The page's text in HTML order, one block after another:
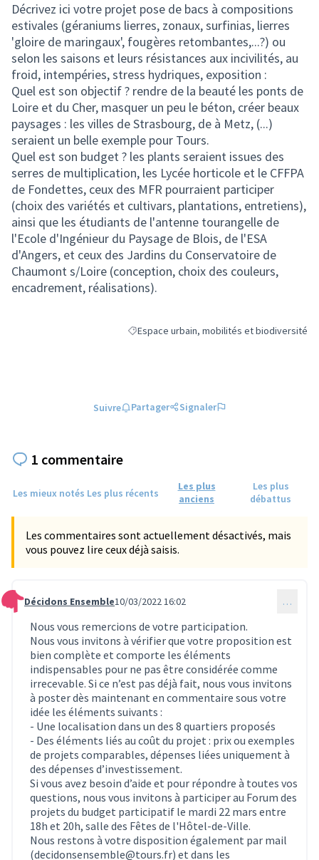
Décrivez ici votre projet pose de bacs à compositions
estivales (géraniums lierres, zonaux, surfinias, lierres
'gloire de maringaux', fougères retombantes,...?) ou
selon les saisons et leurs résistances aux incivilités, au
froid, intempéries, stress hydriques, exposition :
Quel est son objectif ? rendre de la beauté les ponts de
Loire et du Cher, masquer un peu le béton, créer beaux
paysages : les villes de Strasbourg, de à Metz, (...)
seraient un belle exemple pour Tours.
Quel est son budget ? les plants seraient issues des
serres de multiplication, les Lycée horticole et le CFFPA
de Fondettes, ceux des MFR pourraient participer
(choix des variétés et cultivars, plantations, entretiens),
ainsi que les étudiants de l'antenne tourangelle de
l'Ecole d'Ingénieur du Paysage de Blois, de l'ESA
d'Angers, et ceux des Jardins du Conservatoire de
Chaumont s/Loire (conception, choix des couleurs,
encadrement, réalisations).
Filtrer les résultats de la catégorie :
Espace urbain, mobilités et biodiversité
Suivre Partager Signaler
1 commentaire
Les mieux notés Les plus récents
Les plus
anciens
Les plus
débattus
Les commentaires sont actuellement désactivés, mais
vous pouvez lire ceux déjà saisis.
Commentaire 159
Décidons Ensemble10/03/2022 16:02 …
Nous vous remercions de votre participation.
Nous vous invitons à vérifier que votre proposition est
bien complète et comporte les éléments
indispensables pour ne pas être considérée comme
irrecevable. Si ce n’est pas déjà fait, nous vous invitons
à poster dès maintenant en commentaire sous votre
idée les éléments suivants :
- Une localisation dans un des 8 quartiers proposés
- Des éléments liés au coût du projet : prix ou exemples
de projets comparables, dépenses liées uniquement à
des dépenses d’investissement.
Si vous avez besoin d’aide et pour répondre à toutes vos
questions, nous vous invitons à participer au Forum des
projets du budget participatif le mardi 22 mars entre
18h et 20h, salle des Fêtes de l'Hôtel-de-Ville.
Nous restons à votre disposition également par mail
(decidonsensemble@tours.fr) et dans les